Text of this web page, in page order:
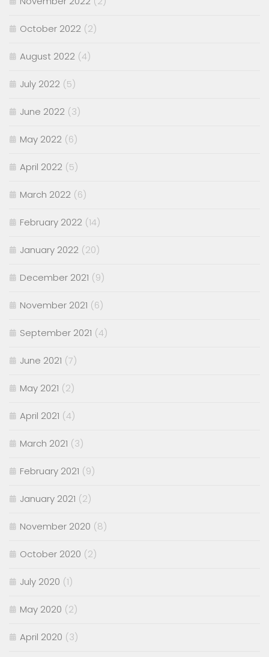
October 2022 (2)
August 2022 (4)
July 2022 (5)
June 2022 (3)
May 2022 (6)
April 2022 (5)
March 2022 (6)
February 2022 (14)
January 2022 (20)
December 2021 (9)
November 2021 (6)
September 2021 (4)
June 2021 (7)
May 2021 (2)
April 2021 (4)
March 2021 (3)
February 2021 (9)
January 2021 (2)
November 2020 (8)
October 2020 (2)
July 2020 (1)
May 2020 (2)
April 2020 (3)